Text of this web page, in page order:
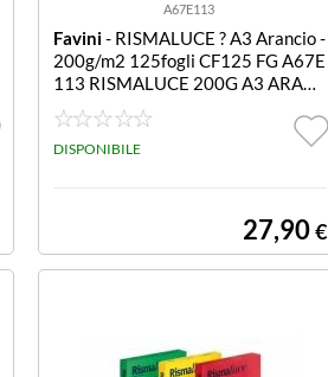
A67E113
Favini- RISMALUCE ? A3 Arancio -
200g/m2 125fogli CF125 FG A67E
113 RISMALUCE 200G A3 ARAN
CIO 125 FF
DISPONIBILE
27,90€